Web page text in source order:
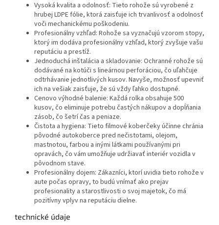
Vysoká kvalita a odolnosť: Tieto rohože sú vyrobené z
hrubej LDPE fólie, ktorá zaisťuje ich trvanlivosť a odolnosť
voči mechanickému poškodeniu.
Profesionálny vzhľad: Rohože sa vyznačujú vzorom stopy,
ktorý im dodáva profesionálny vzhľad, ktorý zvyšuje vašu
reputáciu a prestíž.
Jednoduchá inštalácia a skladovanie: Ochranné rohože sú
dodávané na kotúči s lineárnou perforáciou, čo uľahčuje
odtrhávanie jednotlivých kusov. Navyše, možnosť upevniť
ich na vešiak zaisťuje, že sú vždy ľahko dostupné.
Cenovo výhodné balenie: Každá rolka obsahuje 500
kusov, čo eliminuje potrebu častých nákupov a dopĺňania
zásob, čo šetrí čas a peniaze.
Čistota a hygiena: Tieto filmové koberčeky účinne chránia
pôvodné autokoberce pred nečistotami, olejom,
mastnotou, farbou a inými látkami používanými pri
opravách, čo vám umožňuje udržiavať interiér vozidla v
pôvodnom stave.
Profesionálny dojem: Zákazníci, ktorí uvidia tieto rohože v
aute počas opravy, to budú vnímať ako prejav
profesionality a starostlivosti o svoj majetok, čo má
pozitívny vplyv na reputáciu dielne.
technické údaje